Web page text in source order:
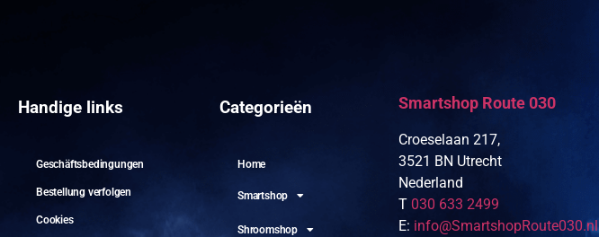
Handige links
Geschäftsbedingungen
Bestellung verfolgen
Cookies
Categorieën
Home
Smartshop
Shroomshop
Smartshop Route 030
Croeselaan 217,
3521 BN Utrecht
Nederland
T 030 633 2499
E: info@SmartshopRoute030.nl